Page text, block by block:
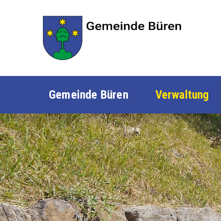
Gemeinde Büren Verwaltung